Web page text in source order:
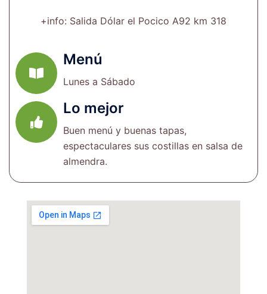
+info: Salida Dólar el Pocico A92 km 318
Menú
Lunes a Sábado
Lo mejor
Buen menú y buenas tapas,
espectaculares sus costillas en salsa de
almendra.